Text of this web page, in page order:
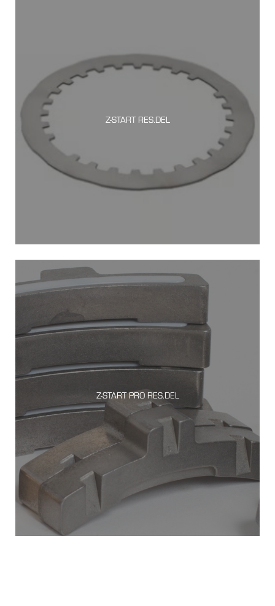
Z-START RES.DEL
Z-START PRO RES.DEL